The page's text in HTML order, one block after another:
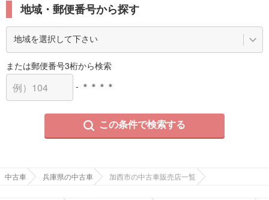
地域・郵便番号から探す
または郵便番号3桁から検索
- ＊＊＊＊
この条件で検索する
中古車 兵庫県の中古車 加西市の中古車販売店一覧